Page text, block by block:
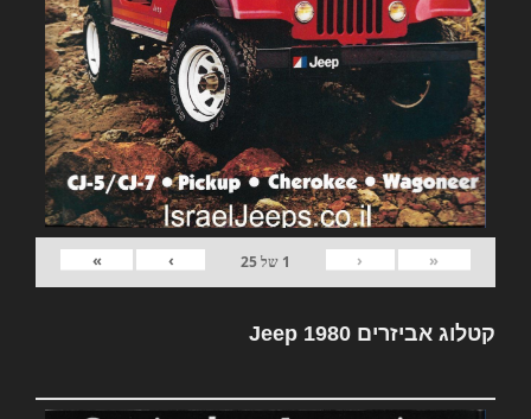
«
‹
1 של25
›
»
קטלוג אביזרים Jeep 1980